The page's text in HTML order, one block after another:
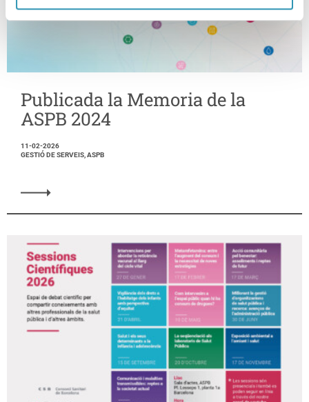
Publicada la Memoria de la
ASPB 2024
11-02-2026
GESTIÓ DE SERVEIS, ASPB